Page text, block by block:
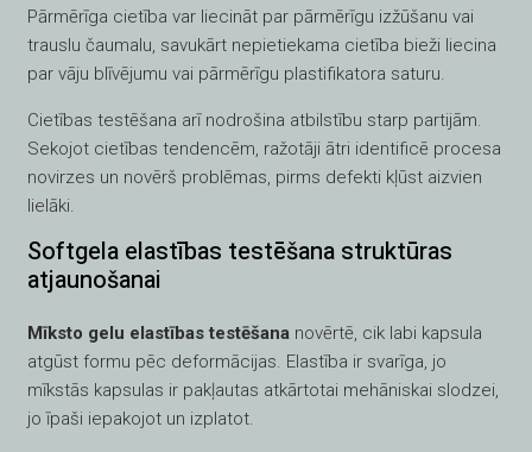
Pārmērīga cietība var liecināt par pārmērīgu izžūšanu vai
trauslu čaumalu, savukārt nepietiekama cietība bieži liecina
par vāju blīvējumu vai pārmērīgu plastifikatora saturu.
Cietības testēšana arī nodrošina atbilstību starp partijām.
Sekojot cietības tendencēm, ražotāji ātri identificē procesa
novirzes un novērš problēmas, pirms defekti kļūst aizvien
lielāki.
Softgela elastības testēšana struktūras
atjaunošanai
Mīksto gelu elastības testēšana novērtē, cik labi kapsula
atgūst formu pēc deformācijas. Elastība ir svarīga, jo
mīkstās kapsulas ir pakļautas atkārtotai mehāniskai slodzei,
jo īpaši iepakojot un izplatot.